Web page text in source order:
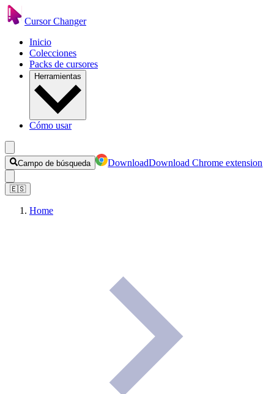
Cursor Changer
Inicio
Colecciones
Packs de cursores
Herramientas
Cómo usar
Campo de búsqueda DownloadDownload Chrome extension
🇪🇸
Home